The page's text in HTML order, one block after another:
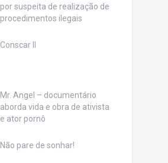
por suspeita de realização de
procedimentos ilegais
Conscar II
Mr. Angel – documentário
aborda vida e obra de ativista
e ator pornô
Não pare de sonhar!